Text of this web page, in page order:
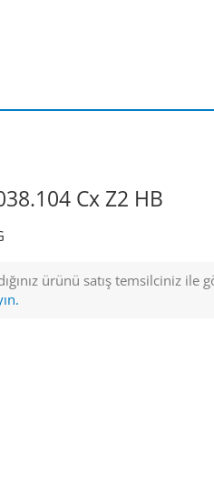
Cx Z2 HB
ürünü satış temsilciniz ile